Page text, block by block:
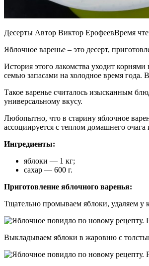
Десерты Автор Виктор ЕрофеевВремя
Яблочное варенье – это десерт,
История этого лакомства уходит
семью запасами на холодное время года.
Такое варенье считалось изысканным
универсальному вкусу.
Любопытно, что в старину яблочное
ассоциируется с теплом домашнего очага
Ингредиенты:
яблоки — 1 кг;
сахар — 600 г.
Приготовление яблочного варенья:
Тщательно промываем яблоки, удаляем у
Выкладываем яблоки в жаровню с